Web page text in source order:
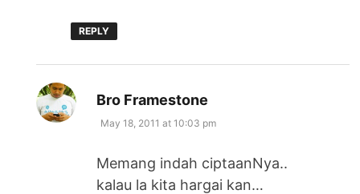
REPLY
Bro Framestone
May 18, 2011 at 10:03 pm
Memang indah ciptaanNya..
kalau la kita hargai kan…